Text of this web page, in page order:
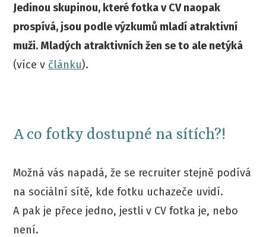
Jedinou skupinou, které fotka v CV naopak
prospívá, jsou podle výzkumů mladí atraktivní
muži. Mladých atraktivních žen se to ale netýká
(více v článku).
A co fotky dostupné na sítích?!
Možná vás napadá, že se recruiter stejně podívá
na sociální sítě, kde fotku uchazeče uvidí.
A pak je přece jedno, jestli v CV fotka je, nebo
není.